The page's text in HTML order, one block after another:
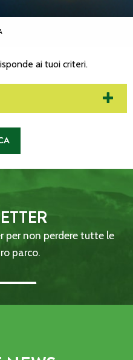
ai tuoi criteri.
per non perdere tutte le
parco.